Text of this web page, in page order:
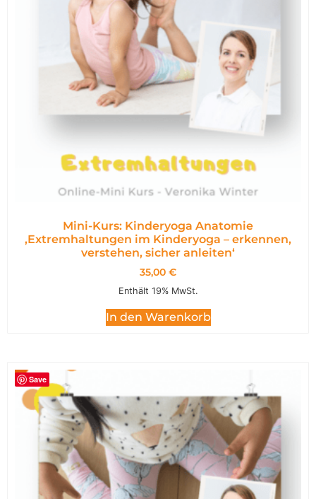
Mini-Kurs: Kinderyoga Anatomie
,Extremhaltungen im Kinderyoga – erkennen,
verstehen, sicher anleiten‘
35,00 €
Enthält 19% MwSt.
In den Warenkorb
Save